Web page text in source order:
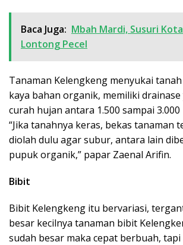
Baca Juga: Mbah Mardi, Susuri
Lontong Pecel
Tanaman Kelengkeng menyukai
kaya bahan organik, memiliki
curah hujan antara 1.500 sampai
“Jika tanahnya keras, bekas tanaman
diolah dulu agar subur, antara lain
pupuk organik,” papar Zaenal Arifin.
Bibit
Bibit Kelengkeng itu bervariasi,
besar kecilnya tanaman bibit
sudah besar maka cepat berbuah,